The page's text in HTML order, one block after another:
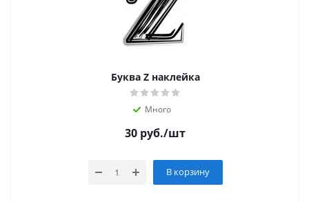
Буква Z наклейка
Много
30 руб./шт
В корзину